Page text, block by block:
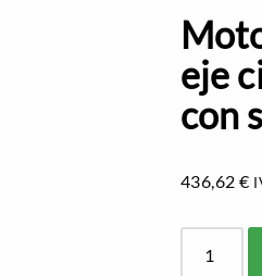
eje
con
436,62€